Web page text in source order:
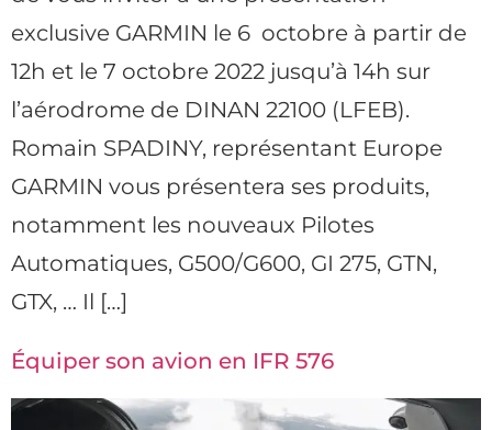
exclusive GARMIN le 6 octobre à partir de
12h et le 7 octobre 2022 jusqu’à 14h sur
l’aérodrome de DINAN 22100 (LFEB).
Romain SPADINY, représentant Europe
GARMIN vous présentera ses produits,
notamment les nouveaux Pilotes
Automatiques, G500/G600, GI 275, GTN,
GTX, … Il […]
Équiper son avion en IFR 576